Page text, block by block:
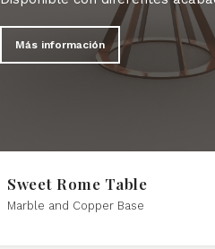
Más información
Sweet Rome Table
Marble and Copper Base